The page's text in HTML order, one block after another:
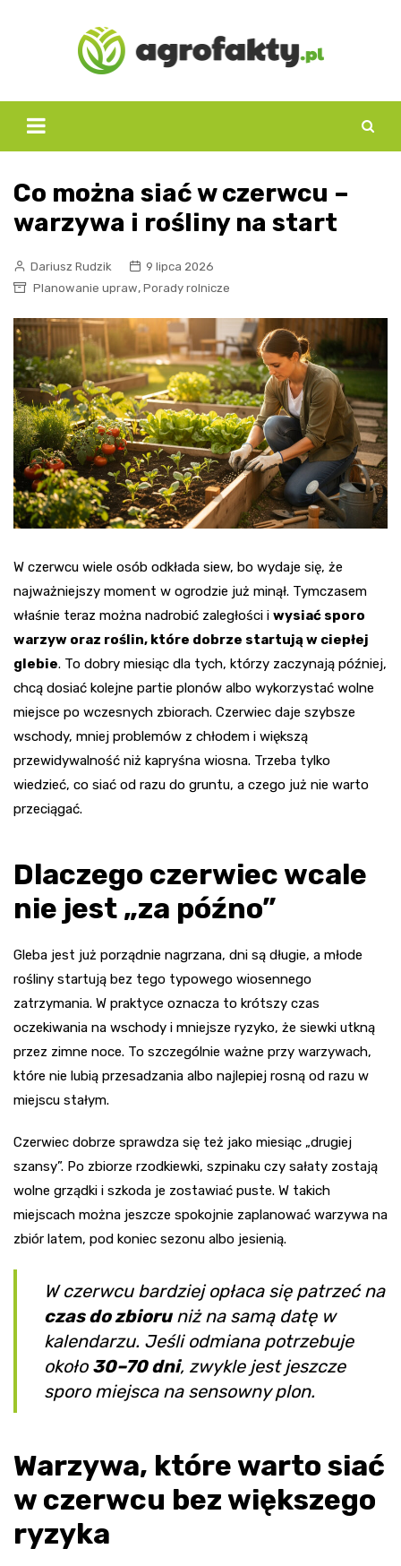
Co można siać w czerwcu –
warzywa i rośliny na start
Dariusz Rudzik
9 lipca 2026
Planowanie upraw, Porady rolnicze
W czerwcu wiele osób odkłada siew, bo wydaje się, że
najważniejszy moment w ogrodzie już minął. Tymczasem
właśnie teraz można nadrobić zaległości i wysiać sporo
warzyw oraz roślin, które dobrze startują w ciepłej
glebie. To dobry miesiąc dla tych, którzy zaczynają później,
chcą dosiać kolejne partie plonów albo wykorzystać wolne
miejsce po wczesnych zbiorach. Czerwiec daje szybsze
wschody, mniej problemów z chłodem i większą
przewidywalność niż kapryśna wiosna. Trzeba tylko
wiedzieć, co siać od razu do gruntu, a czego już nie warto
przeciągać.
Dlaczego czerwiec wcale
nie jest „za późno”
Gleba jest już porządnie nagrzana, dni są długie, a młode
rośliny startują bez tego typowego wiosennego
zatrzymania. W praktyce oznacza to krótszy czas
oczekiwania na wschody i mniejsze ryzyko, że siewki utkną
przez zimne noce. To szczególnie ważne przy warzywach,
które nie lubią przesadzania albo najlepiej rosną od razu w
miejscu stałym.
Czerwiec dobrze sprawdza się też jako miesiąc „drugiej
szansy”. Po zbiorze rzodkiewki, szpinaku czy sałaty zostają
wolne grządki i szkoda je zostawiać puste. W takich
miejscach można jeszcze spokojnie zaplanować warzywa na
zbiór latem, pod koniec sezonu albo jesienią.
W czerwcu bardziej opłaca się patrzeć na
czas do zbioruniż na samą datę w
kalendarzu. Jeśli odmiana potrzebuje
około 30–70 dni, zwykle jest jeszcze
sporo miejsca na sensowny plon.
Warzywa, które warto siać
w czerwcu bez większego
ryzyka